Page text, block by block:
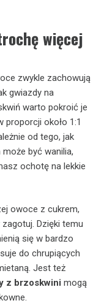
więcej
zwykle zachowują
gwiazdy na
warto pokroić je
proporcji około 1:1
od tego, jak
być wanilia,
ochotę na lekkie
owoce z cukrem,
Dzięki temu
się w bardzo
do chrupiących
Jest też
z brzoskwini mogą